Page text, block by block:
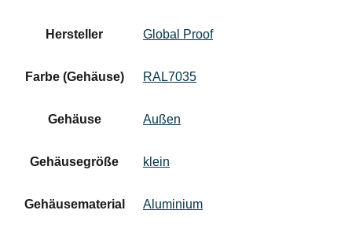
Hersteller Global Proof
Farbe (Gehäuse) RAL7035
Gehäuse Außen
Gehäusegröße klein
Gehäusematerial Aluminium